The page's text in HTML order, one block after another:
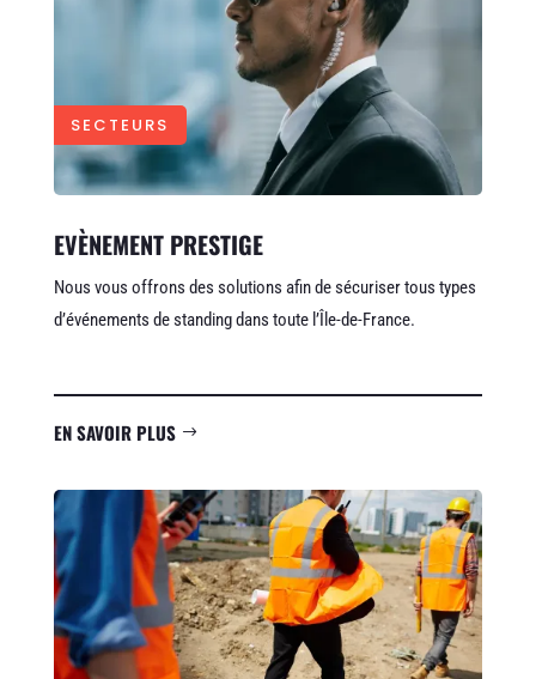
SECTEURS
EVÈNEMENT PRESTIGE
Nous vous offrons des solutions afin de sécuriser tous types
d’événements de standing dans toute l’Île-de-France.
EN SAVOIR PLUS